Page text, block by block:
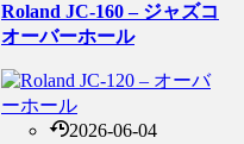
Roland JC-160 – ジャズコ
オーバーホール
2026-06-04